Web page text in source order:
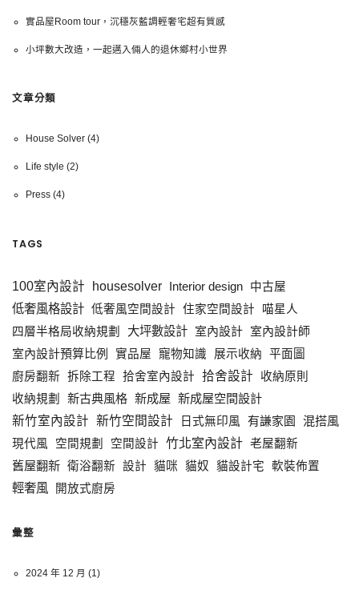
實品屋Room tour，沉穩灰藍調輕奢宅超有質感
小坪數大改造，一起邁入倆人的退休鄉村小世界
文章分類
House Solver(4)
Life style (2)
Press(4)
TAGS
100室內設計 housesolver Interior design 中古屋
低奢風格設計 低奢風空間設計 住家空間設計
喵星人
四層半格局收納規劃
大坪數設計 室內設計 室內設計師
室內設計預算比例
實品屋 寵物知識 展示收納
平面圖
廚房翻新
拆除工程 拾舍室內設計 拾舍設計
收納原則
收納規劃
新古典風格 新成屋 新成屋空間設計
新竹室內設計 新竹空間設計 日式無印風 有謙家園 混搭風
現代風 空間規劃 空間設計 竹北室內設計 老屋翻新
舊屋翻新 衛浴翻新 設計 貓咪 貓奴 貓設計宅 軟裝佈置
輕奢風 開放式廚房
彙整
2024 年 12 月 (1)